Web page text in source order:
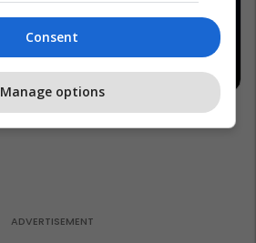
Consent
Manage options